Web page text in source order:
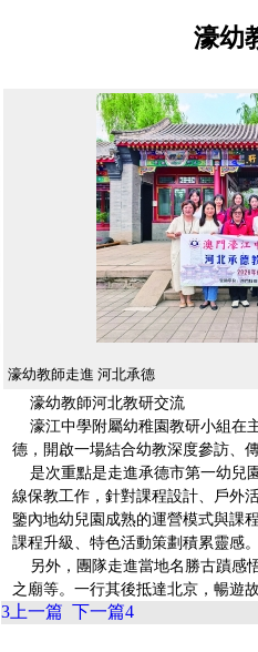
濠幼
濠幼教師走進 河北承德
濠幼教師河北教研交流
濠江中學附屬幼稚園教研小組在
德，開啟一場結合幼教深度參訪、
是次重點是走進承德市第一幼兒
線保教工作，針對課程設計、戶外
鑒內地幼兒園成熟的運營模式與課
課程升級、特色活動策劃積累靈感。
另外，團隊走進當地名勝古蹟感
之廟等。一行其後抵達北京，暢遊
3 上一篇 下一篇4